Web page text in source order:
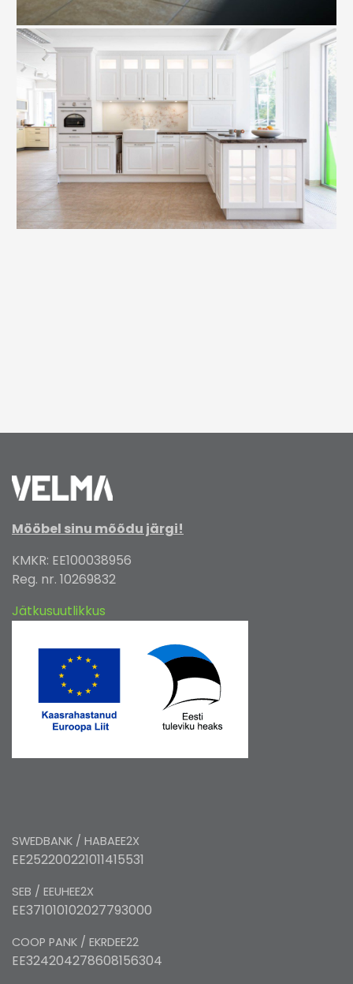
Mööbel sinu mõõdu järgi!
KMKR: EE100038956
Reg. nr. 10269832
Jätkusuutlikkus
SWEDBANK / HABAEE2X
EE252200221011415531
SEB / EEUHEE2X
EE371010102027793000
COOP PANK / EKRDEE22
EE324204278608156304